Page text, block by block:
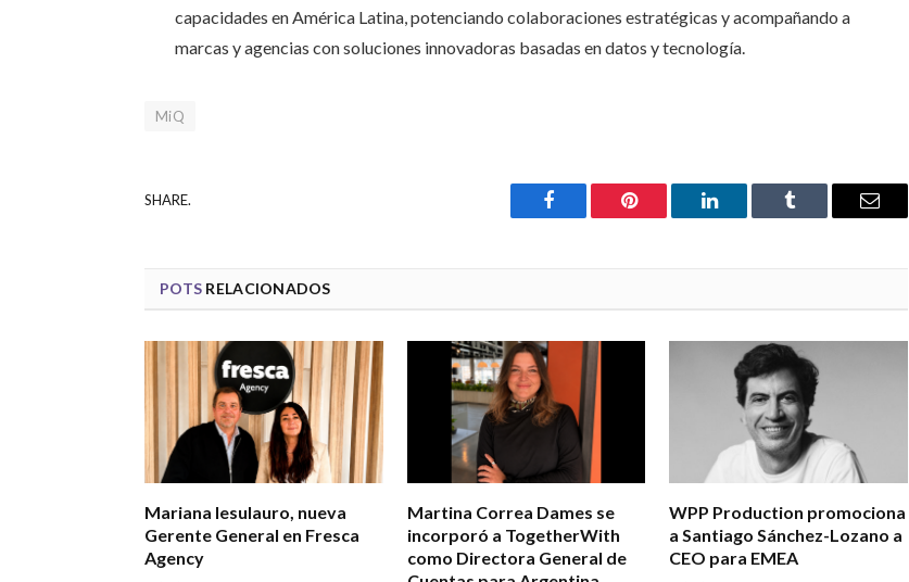
capacidades en América Latina, potenciando colaboraciones estratégicas y acompañando a
marcas y agencias con soluciones innovadoras basadas en datos y tecnología.
MiQ
SHARE.
Facebook Pinterest LinkedIn Tumblr Email
POTS RELACIONADOS
Mariana Iesulauro, nueva
Gerente General en Fresca
Agency
Martina Correa Dames se
incorporó a TogetherWith
como Directora General de
WPP Production promociona
a Santiago Sánchez-Lozano a
CEO para EMEA